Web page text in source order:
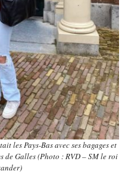
les Pays-Bas avec ses bagages et
Galles (Photo : RVD – SM le roi